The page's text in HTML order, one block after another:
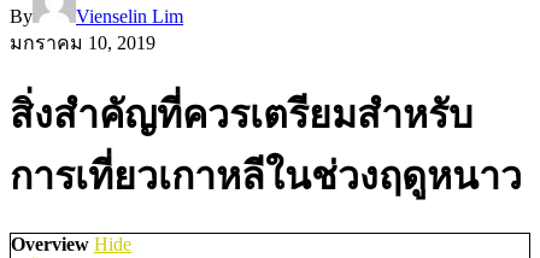
By
Vienselin Lim
มกราคม 10, 2019
สิ่งสำคัญที่ควรเตรียมสำหรับ
การเที่ยวเกาหลีในช่วงฤดูหนาว
Overview Hide